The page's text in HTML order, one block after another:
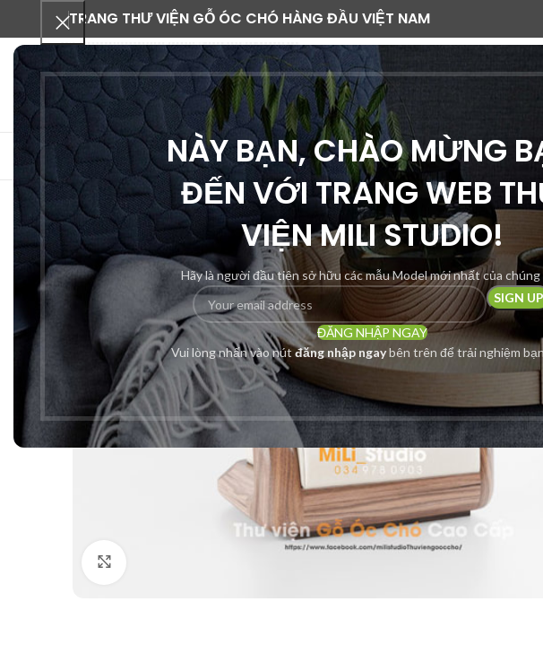
NÀY BẠN, CHÀO MỪNG
ĐẾN VỚI TRANG WEB
VIỆN MILI STUDIO!
Hãy là người đầu tiên sở hữu các mẫu Model mới nhất của
ĐĂNG NHẬP NGAY
Vui lòng nhấn vào nútđăng nhập ngaybên trên để trải nghiệm
TRANG THƯ VIỆN GỖ ÓC CHÓ HÀNG ĐẦU VIỆT NAM
DANH MỤC SẢN PHẨM
-29%